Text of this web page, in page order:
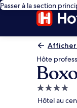
Passer à la section
Afficher
Hôte
4.0 étoiles
Hôtel au